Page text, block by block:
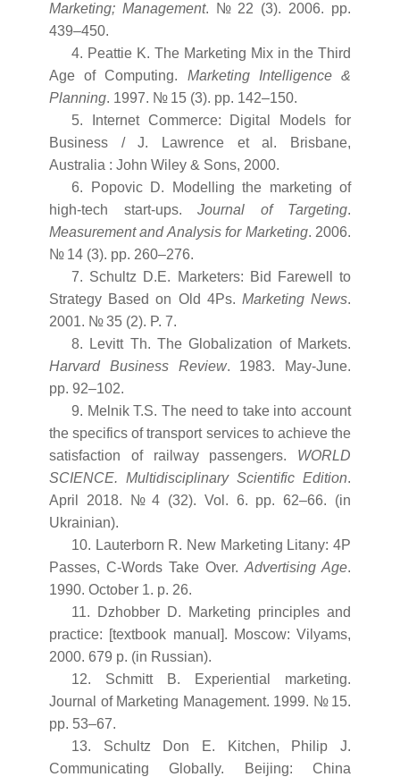
Marketing; Management. № 22 (3). 2006. pp.
439–450.
4. Peattie K. The Marketing Mix in the Third
Age of Computing. Marketing Intelligence &
Planning. 1997. № 15 (3). pp. 142–150.
5. Internet Commerce: Digital Models for
Business / J. Lawrence et al. Brisbane,
Australia : John Wiley & Sons, 2000.
6. Popovic D. Modelling the marketing of
high-tech start-ups. Journal of Targeting.
Measurement and Analysis for Marketing. 2006.
№ 14 (3). pp. 260–276.
7. Schultz D.E. Marketers: Bid Farewell to
Strategy Based on Old 4Ps. Marketing News.
2001. № 35 (2). P. 7.
8. Levitt Th. The Globalization of Markets.
Harvard Business Review. 1983. May-June.
pp. 92–102.
9. Melnik T.S. The need to take into account
the specifics of transport services to achieve the
satisfaction of railway passengers. WORLD
SCIENCE. Multidisciplinary Scientific Edition.
April 2018. № 4 (32). Vol. 6. pp. 62–66. (in
Ukrainian).
10. Lauterborn R. New Marketing Litany: 4P
Passes, C-Words Take Over. Advertising Age.
1990. October 1. p. 26.
11. Dzhobber D. Marketing principles and
practice: [textbook manual]. Moscow: Vilyams,
2000. 679 p. (in Russian).
12. Schmitt B. Experiential marketing.
Journal of Marketing Management. 1999. № 15.
pp. 53–67.
13. Schultz Don E. Kitchen, Philip J.
Communicating Globally. Beijing: China